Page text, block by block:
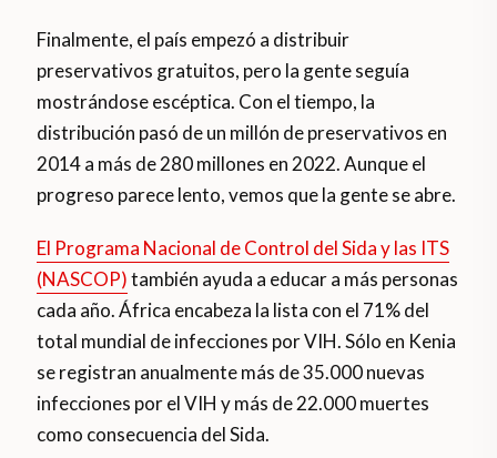
Finalmente, el país empezó a distribuir
preservativos gratuitos, pero la gente seguía
mostrándose escéptica. Con el tiempo, la
distribución pasó de un millón de preservativos en
2014 a más de 280 millones en 2022. Aunque el
progreso parece lento, vemos que la gente se abre.
El Programa Nacional de Control del Sida y las ITS
(NASCOP)también ayuda a educar a más personas
cada año. África encabeza la lista con el 71% del
total mundial de infecciones por VIH. Sólo en Kenia
se registran anualmente más de 35.000 nuevas
infecciones por el VIH y más de 22.000 muertes
como consecuencia del Sida.